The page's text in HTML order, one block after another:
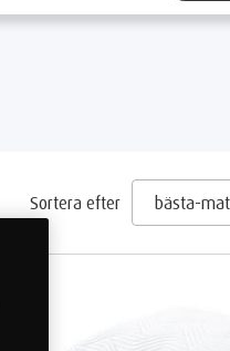
Sortera efter